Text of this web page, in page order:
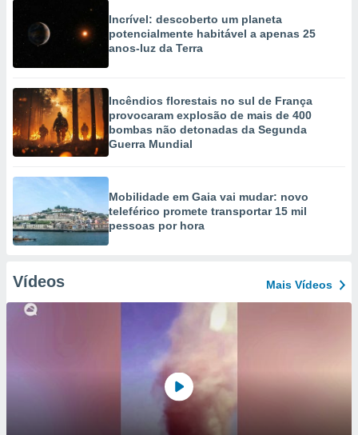
Incrível: descoberto um planeta
potencialmente habitável a apenas 25
anos-luz da Terra
Incêndios florestais no sul de França
provocaram explosão de mais de 400
bombas não detonadas da Segunda
Guerra Mundial
Mobilidade em Gaia vai mudar: novo
teleférico promete transportar 15 mil
pessoas por hora
Vídeos Mais Vídeos